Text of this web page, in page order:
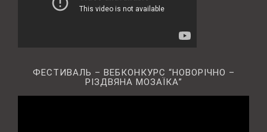
ФЕСТИВАЛЬ – ВЕБКОНКУРС “НОВОРІЧНО –
РІЗДВЯНА МОЗАЇКА”